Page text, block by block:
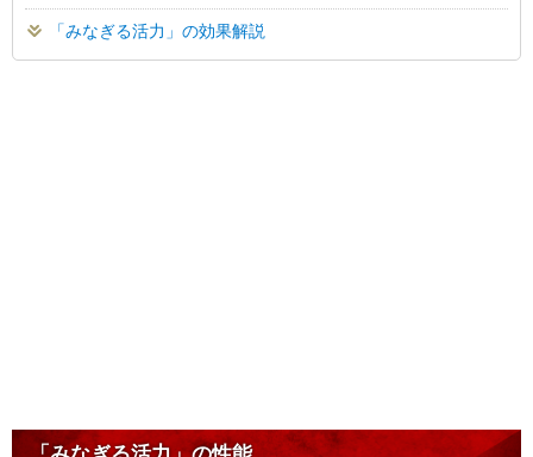
「みなぎる活力」の効果解説